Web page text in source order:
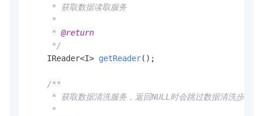
     * 获取数据读取服务
     *
     *
@return
     */
    IReader<I>
getReader() ;
/**
* 获取数据清洗服务，返回NULL时会跳过数据清洗步骤，
     *